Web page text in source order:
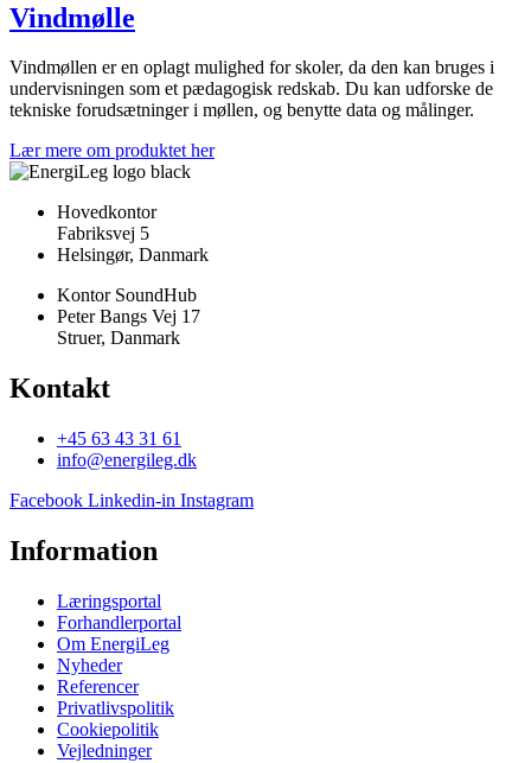
Vindmølle
Vindmøllen er en oplagt mulighed for skoler, da den kan bruges i
undervisningen som et pædagogisk redskab. Du kan udforske de
tekniske forudsætninger i møllen, og benytte data og målinger.
Lær mere om produktet her
Hovedkontor
Fabriksvej 5
Helsingør, Danmark
Kontor SoundHub
Peter Bangs Vej 17
Struer, Danmark
Kontakt
+45 63 43 31 61
info@energileg.dk
Facebook Linkedin-in Instagram
Information
Læringsportal
Forhandlerportal
Om EnergiLeg
Nyheder
Referencer
Privatlivspolitik
Cookiepolitik
Vejledninger